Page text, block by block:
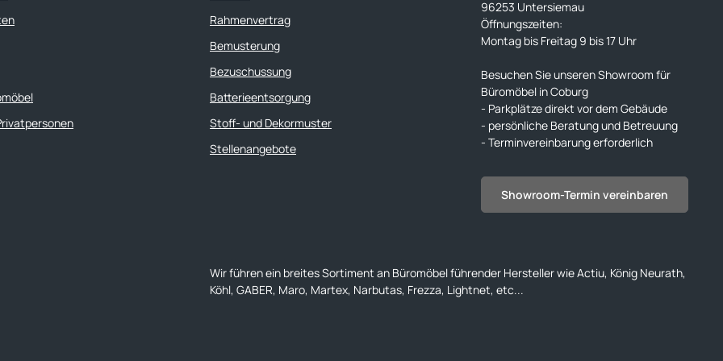
Rahmenvertrag
Bemusterung
Bezuschussung
Batterieentsorgung
Stoff- und Dekormuster
Stellenangebote
96253 Untersiemau
Öffnungszeiten:
Montag bis Freitag 9 bis 17 Uhr
Besuchen Sie unseren Showroom für
Büromöbel in Coburg
- Parkplätze direkt vor dem Gebäude
- persönliche Beratung und Betreuung
- Terminvereinbarung erforderlich
Showroom-Termin vereinbaren
Wir führen ein breites Sortiment an Büromöbel führender Hersteller wie Actiu, König Neurath,
Köhl, GABER, Maro, Martex, Narbutas, Frezza, Lightnet, etc...